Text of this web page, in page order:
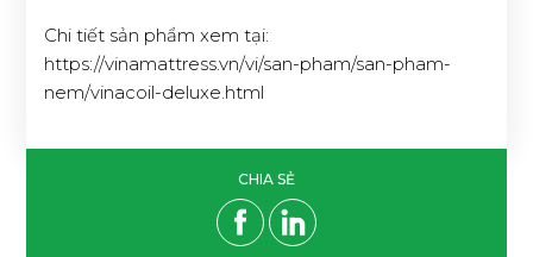
Chi tiết sản phẩm xem tại:
https://vinamattress.vn/vi/san-pham/san-pham-
nem/vinacoil-deluxe.html
CHIA SẺ